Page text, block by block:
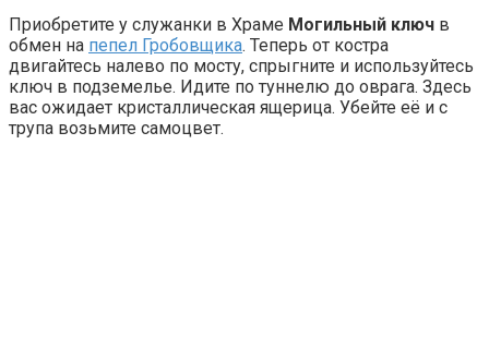
Приобретите у служанки в Храме Могильный ключ в
обмен на пепел Гробовщика. Теперь от костра
двигайтесь налево по мосту, спрыгните и используйтесь
ключ в подземелье. Идите по туннелю до оврага. Здесь
вас ожидает кристаллическая ящерица. Убейте её и с
трупа возьмите самоцвет.